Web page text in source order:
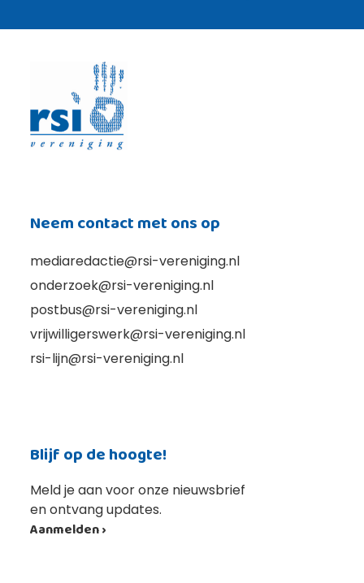
Neem contact met ons op
mediaredactie@rsi-vereniging.nl
onderzoek@rsi-vereniging.nl
postbus@rsi-vereniging.nl
vrijwilligerswerk@rsi-vereniging.nl
rsi-lijn@rsi-vereniging.nl
Blijf op de hoogte!
Meld je aan voor onze nieuwsbrief
en ontvang updates.
Aanmelden ›